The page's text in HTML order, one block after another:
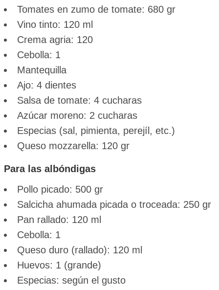
Tomates en zumo de tomate: 680 gr
Vino tinto: 120 ml
Crema agria: 120
Cebolla: 1
Mantequilla
Ajo: 4 dientes
Salsa de tomate: 4 cucharas
Azúcar moreno: 2 cucharas
Especias (sal, pimienta, perejíl, etc.)
Queso mozzarella: 120 gr
Para las albóndigas
Pollo picado: 500 gr
Salcicha ahumada picada o troceada: 250 gr
Pan rallado: 120 ml
Cebolla: 1
Queso duro (rallado): 120 ml
Huevos: 1 (grande)
Especias: según el gusto